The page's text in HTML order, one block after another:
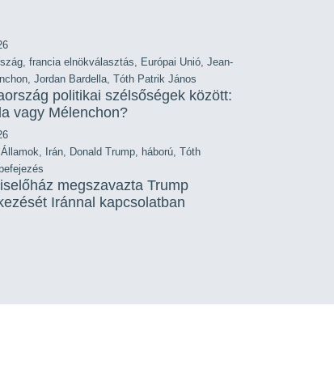
, francia elnökválasztás, Európai Unió, Jean-
, Jordan Bardella, Tóth Patrik János
politikai szélsőségek között:
vagy Mélenchon?
, Irán, Donald Trump, háború, Tóth
befejezés
megszavazta Trump
Iránnal kapcsolatban